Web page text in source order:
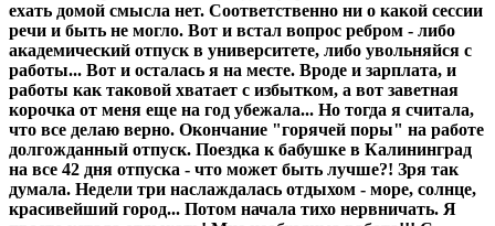
ехать домой смысла нет. Соответственно ни о какой сессии
речи и быть не могло. Вот и встал вопрос ребром - либо
академический отпуск в университете, либо увольняйся с
работы... Вот и осталась я на месте. Вроде и зарплата, и
работы как таковой хватает с избытком, а вот заветная
корочка от меня еще на год убежала... Но тогда я считала,
что все делаю верно. Окончание "горячей поры" на работе
долгожданный отпуск. Поездка к бабушке в Калининград
на все 42 дня отпуска - что может быть лучше?! Зря так
думала. Недели три наслаждалась отдыхом - море, солнце,
красивейший город... Потом начала тихо нервничать. Я